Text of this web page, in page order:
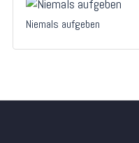
Niemals aufgeben